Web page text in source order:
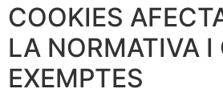
COOKIES
LA NORMATIVA I
EXEMPTES